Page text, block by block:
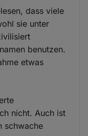
dass viele
sie unter
benutzen.
etwas
nicht. Auch ist
schwache